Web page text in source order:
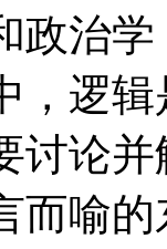
政治
，逻
讨论
而喻